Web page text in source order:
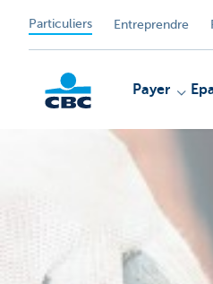
Particuliers Entreprendre
Payer